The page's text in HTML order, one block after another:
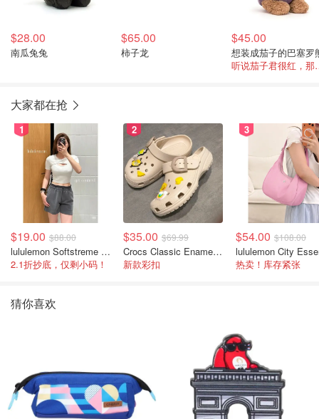
$28.00
南瓜兔兔
$65.00
柿子龙
$45.00
想装成茄子的巴塞罗
听说茄
大家都在抢
1
$19.00 $88.00
lululemon Softstreme 女士高腰短裤 10cm
2.1折抄底，仅剩小码！
2
$35.00 $69.99
Crocs Classic Enamel Buckle 卡骆驰布扣便鞋
新款彩扣
3
$54.00 $108.00
热卖！库存紧张
猜你喜欢